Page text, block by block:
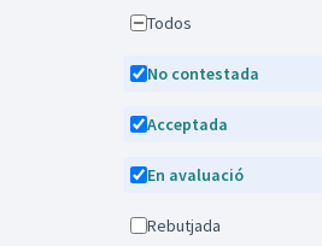
Todos
No contestada
Acceptada
En avaluació
Rebutjada